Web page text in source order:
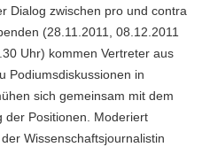
Dialog zwischen pro und contra
(28.11.2011, 08.12.2011
Uhr) kommen Vertreter aus
Podiumsdiskussionen in
sich gemeinsam mit dem
der Positionen. Moderiert
Wissenschaftsjournalistin